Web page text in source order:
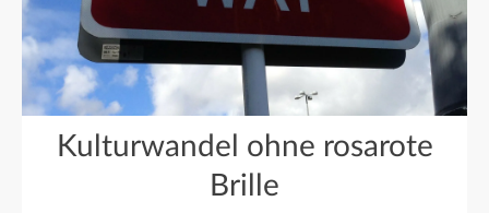
Kulturwandel ohne rosarote
Brille